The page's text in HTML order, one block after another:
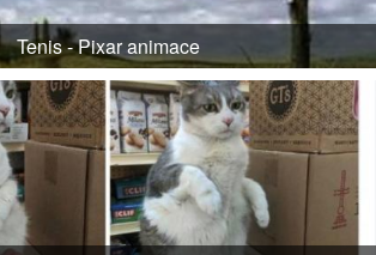
Tenis - Pixar animace